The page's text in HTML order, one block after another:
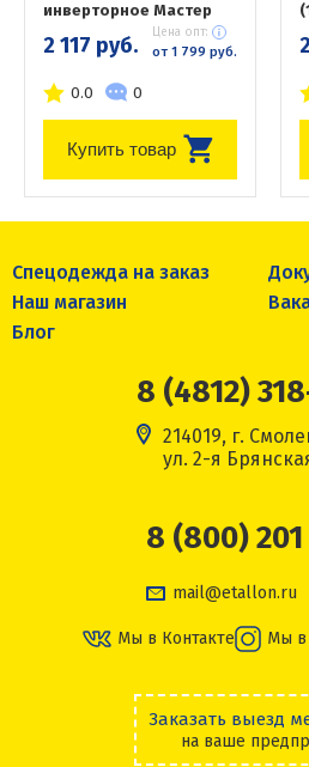
инверторное Мастер
2 117 руб. Цена опт:
от 1 799 руб.
0.0 0
Купить товар
Спецодежда на заказ
Наш магазин
Блог
8 (4812)
214019, г.
ул. 2-я
8 (800)
mail@etallon.ru
Мы в Контакте Мы в
Заказать выезд
на ваше